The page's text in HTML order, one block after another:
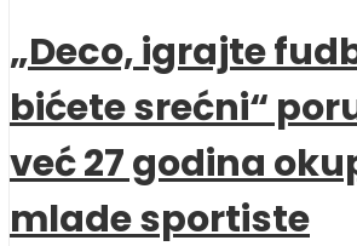
„Deco, igrajte
bićete srećni“
već 27 godina
mlade sportiste